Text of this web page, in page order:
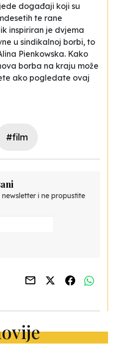
događaji koji su
te rane
inspiriran je dvjema
u sindikalnoj borbi, to
Pienkowska. Kako
borba na kraju može
ako pogledate ovaj
#film
i ne propustite